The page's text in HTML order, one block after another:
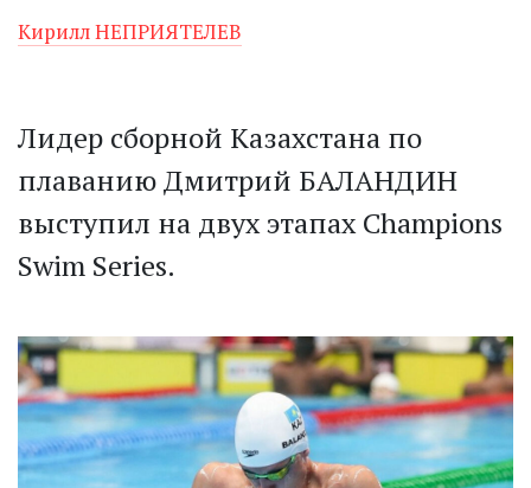
Кирилл НЕПРИЯТЕЛЕВ
Лидер сборной Казахста­на по
плаванию Дмитрий БАЛАНДИН
выступил на двух этапах Champions
Swim Series.